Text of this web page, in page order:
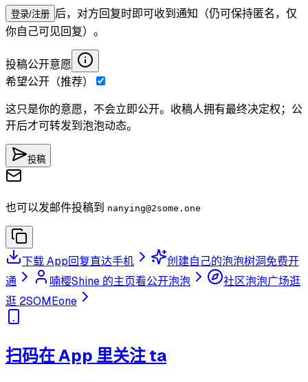
登录/注册 后，对方回复时即可收到通知（仍可保持匿名，仅
你自己可见回复）。
投稿公开意愿
希望公开（推荐）
这只是你的意愿，不会立即公开。收稿人拥有最终决定权；公
开后才可转发到泡泡动态。
投稿
也可以发邮件投稿到 nanying@2some.one
下载 App回复直达手机 创建自己的泡泡树洞免费开
通
喃樱Shine 的主页看公开泡泡 社区泡泡广场逛
逛 2SOMEone
扫码在 App 里关注 ta